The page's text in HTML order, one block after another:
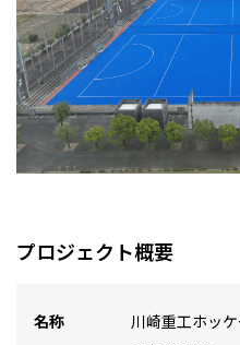
プロジェクト概要
名称
川崎重工ホッ